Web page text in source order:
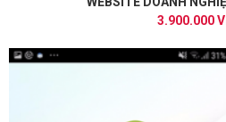
3.900.000